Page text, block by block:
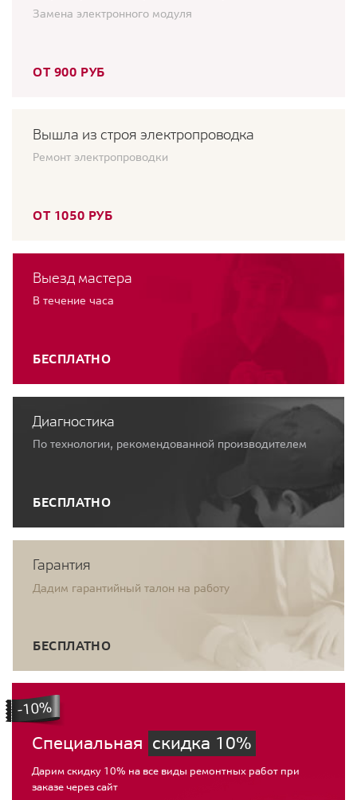
Замена электронного модуля
ОТ 900 РУБ
Вышла из строя электропроводка
Ремонт электропроводки
ОТ 1050 РУБ
Выезд мастера
В течение часа
БЕСПЛАТНО
Диагностика
По технологии, рекомендованной производителем
БЕСПЛАТНО
Гарантия
Дадим гарантийный талон на работу
БЕСПЛАТНО
Специальная скидка 10%
Дарим скидку 10% на все виды ремонтных работ при
заказе через сайт